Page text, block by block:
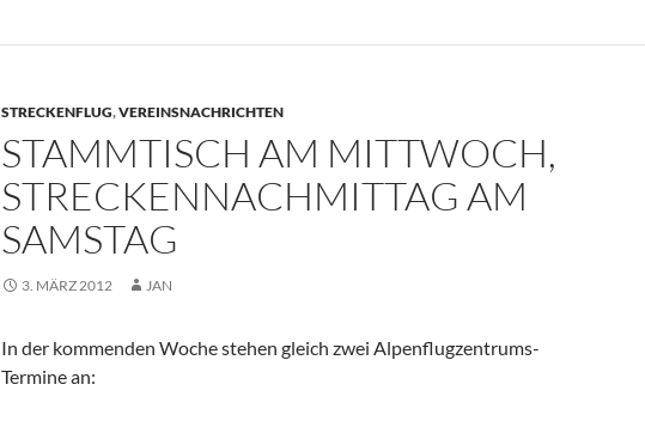
STRECKENFLUG,VEREINSNACHRICHTEN
STAMMTISCH AM MITTWOCH,
STRECKENNACHMITTAG AM
SAMSTAG
3. MÄRZ 2012 JAN
In der kommenden Woche stehen gleich zwei Alpenflugzentrums-
Termine an: